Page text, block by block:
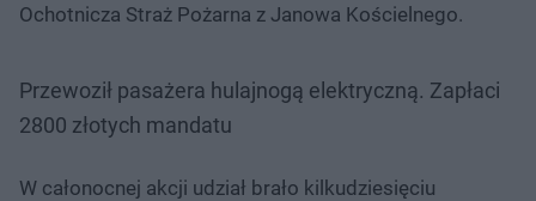
Ochotnicza Straż Pożarna z Janowa Kościelnego.
Przewoził pasażera hulajnogą elektryczną. Zapłaci
2800 złotych mandatu
W całonocnej akcji udział brało kilkudziesięciu